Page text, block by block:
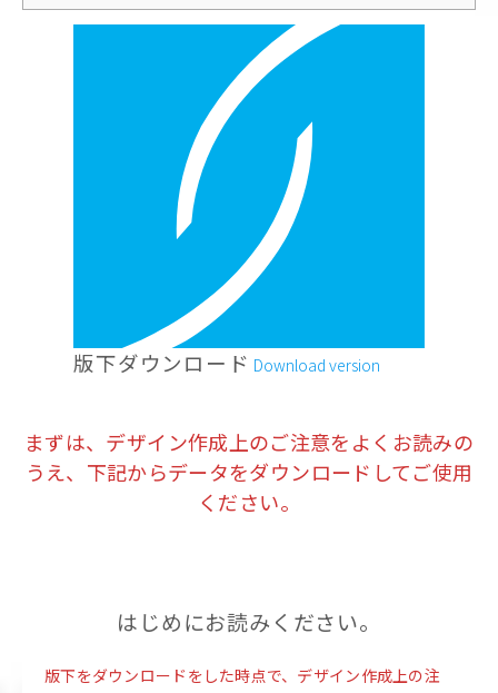
版下ダウンロード Download version
まずは、デザイン作成上のご注意をよくお読みの
うえ、下記からデータをダウンロードしてご使用
ください。
はじめにお読みください。
版下をダウンロードをした時点で、デザイン作成上の注